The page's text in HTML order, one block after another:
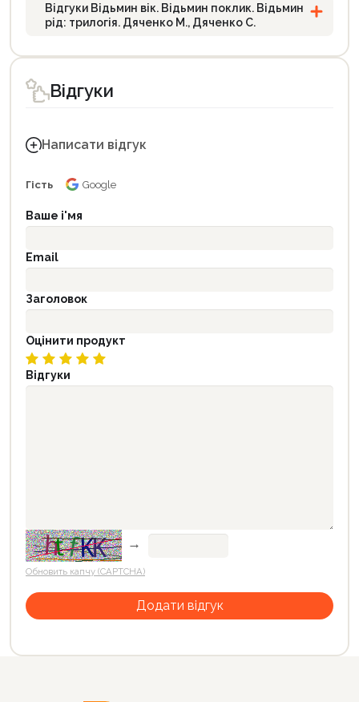
Відгуки Відьмин вік. Відьмин поклик. Відьмин
рід: трилогія. Дяченко М., Дяченко С.
Відгуки
Написати відгук
Гість Google
Ваше і'мя
Email
Заголовок
Оцінити продукт
Відгуки
→
Обновить капчу (CAPTCHA)